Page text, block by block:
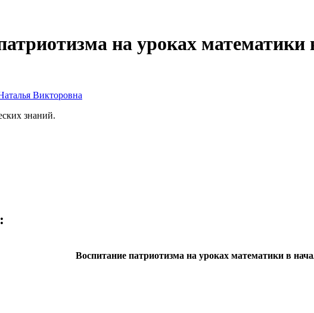
на уроках
Викторовна
знаний.
Воспитание патриотизма на уроках математики в